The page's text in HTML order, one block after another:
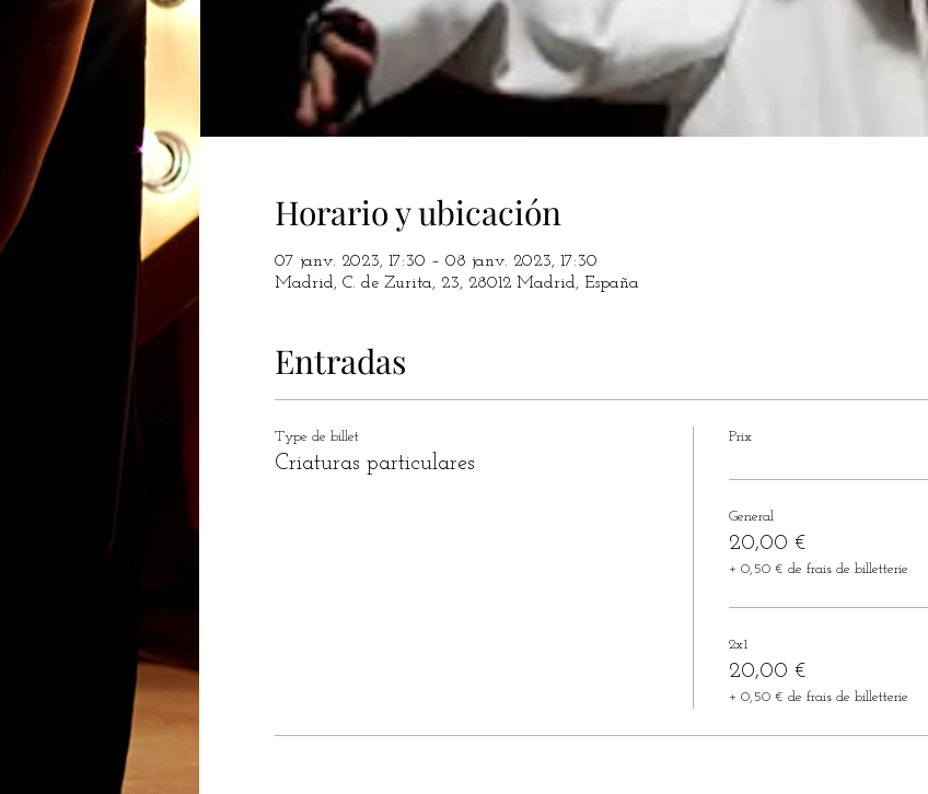
Horario y ubicación
07 janv. 2023, 17:30 – 08 janv. 2023, 17:30
Madrid, C. de Zurita, 23, 28012 Madrid, España
Entradas
Type de billet
Criaturas particulares
Prix
General
20,00 €
+ 0,50 € de frais de billetterie
2x1
20,00 €
+ 0,50 € de frais de billetterie